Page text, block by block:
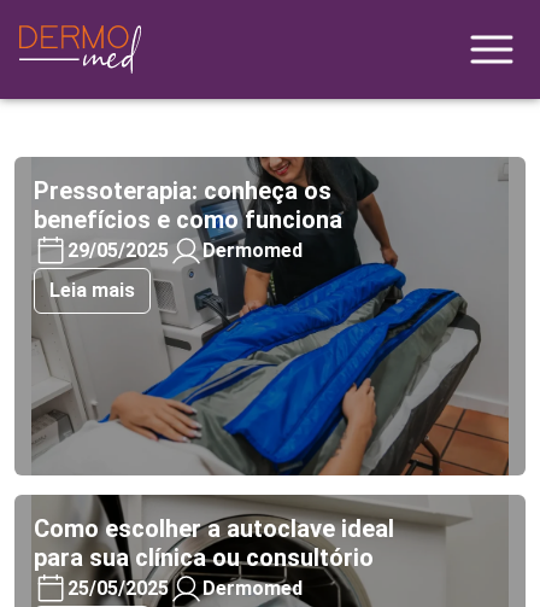
Pressoterapia: conheça os
benefícios e como funciona
29/05/2025
Dermomed
Leia mais
Como escolher a autoclave ideal
para sua clínica ou consultório
25/05/2025
Dermomed